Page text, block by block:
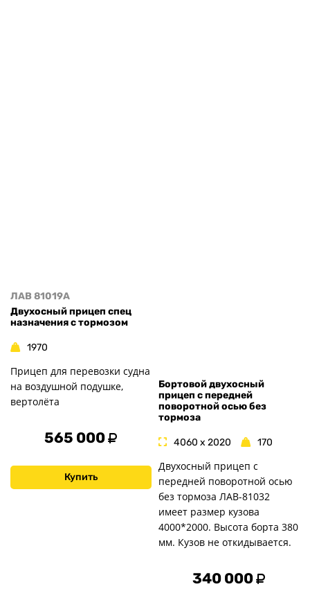
ЛАВ 81019A
Двухосный прицеп спец
назначения с тормозом
1970
Прицеп для перевозки судна
на воздушной подушке,
вертолёта
565 000
Купить
Бортовой двухосный
прицеп с передней
поворотной осью без
тормоза
4060 x 2020 170
Двухосный прицеп с
передней поворотной осью
без тормоза ЛАВ-81032
имеет размер кузова
4000*2000. Высота борта 380
мм. Кузов не откидывается.
340 000